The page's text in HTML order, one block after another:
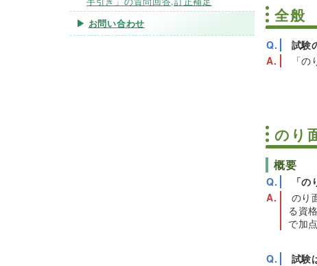
全般
試験
「
のり
概要
「
のり
る資
で加
試験
お問い合わせ